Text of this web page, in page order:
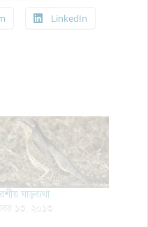
LinkedIn
ঘাড়ব্যথা
১৩, ২০১৩